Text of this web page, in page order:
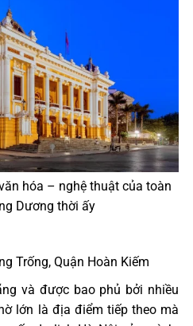
hóa – nghệ thuật của toàn
Dương thời ấy
Trống, Quận Hoàn Kiếm
và được bao phủ bởi nhiều
lớn là địa điểm tiếp theo mà